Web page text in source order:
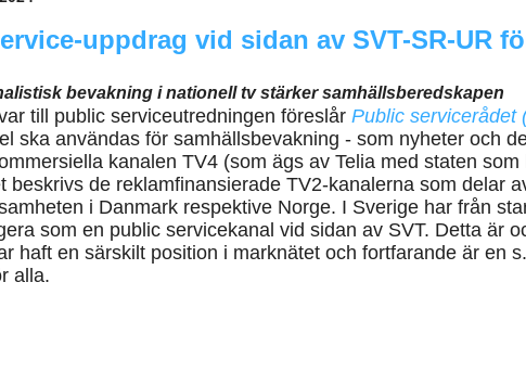
uppdrag vid sidan av SVT-SR-UR
bevakning i nationell tv stärker samhällsberedskapen
till public serviceutredningen föreslår Public servicerådet
ska användas för samhällsbevakning - som nyheter och
kanalen TV4 (som ägs av Telia med staten som
beskrivs de reklamfinansierade TV2-kanalerna som delar
i Danmark respektive Norge. I Sverige har från
som en public servicekanal vid sidan av SVT. Detta är
haft en särskilt position i marknätet och fortfarande är en
alla.